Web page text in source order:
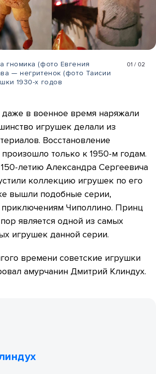
гномика (фото Евгения
— негритенок (фото Таисии
1930-х годов
01 / 02
в военное время наряжали
игрушек делали из
Восстановление
произошло только к 1950-м годам.
летию Александра Сергеевича
коллекцию игрушек по его
вышли подобные серии,
Чиполлино. Принц
является одной из самых
игрушек данной серии.
времени советские игрушки
амурчанин Дмитрий Клиндух.